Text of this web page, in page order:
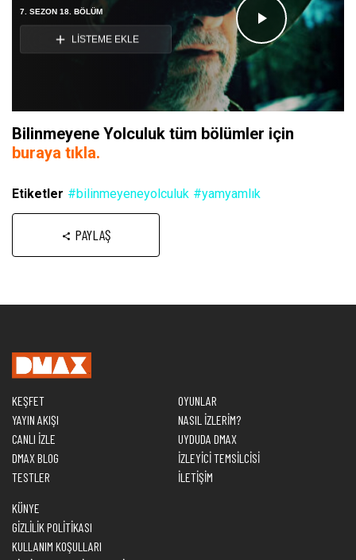
Videoyu
Oynat
7. SEZON 18. BÖLÜM
LİSTEME EKLE
Bilinmeyene Yolculuk tüm bölümler için
buraya tıkla.
Etiketler #bilinmeyeneyolculuk #yamyamlık
PAYLAŞ
KEŞFET
YAYIN AKIŞI
CANLI İZLE
DMAX BLOG
TESTLER
OYUNLAR
NASIL İZLERİM?
UYDUDA DMAX
İZLEYİCİ TEMSİLCİSİ
İLETİŞİM
KÜNYE
GİZLİLİK POLİTİKASI
KULLANIM KOŞULLARI